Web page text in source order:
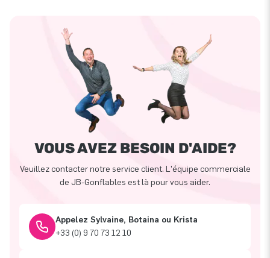
VOUS AVEZ BESOIN D'AIDE?
Veuillez contacter notre service client. L'équipe commerciale
de JB-Gonflables est là pour vous aider.
Appelez Sylvaine, Botaina ou Krista
+33 (0) 9 70 73 12 10